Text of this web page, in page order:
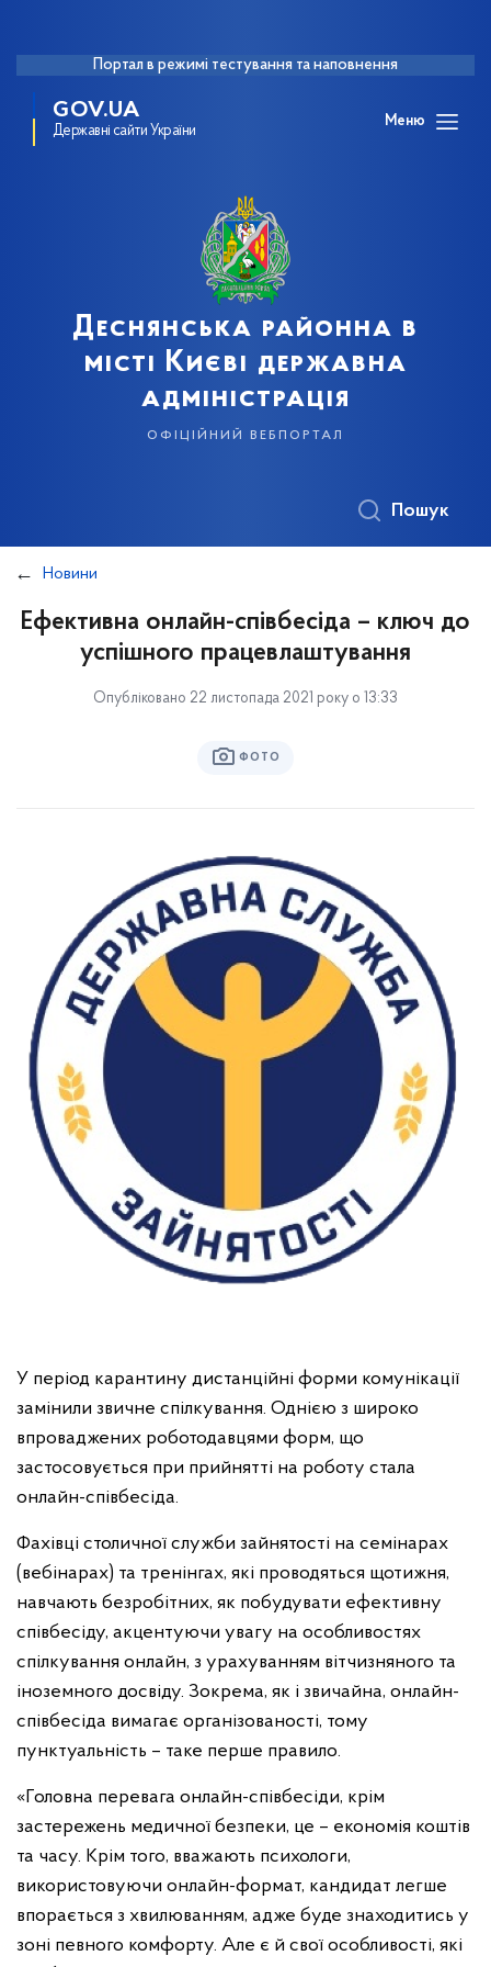
Портал в режимі тестування та наповнення
GOV.UA
Державні сайти України
Меню
Деснянська районна в
місті Києві державна
адміністрація
офіційний вебпортал
Пошук
Новини
Ефективна онлайн-співбесіда – ключ до
успішного працевлаштування
Опубліковано 22 листопада 2021 року о 13:33
ФОТО
У період карантину дистанційні форми комунікації
замінили звичне спілкування. Однією з широко
впроваджених роботодавцями форм, що
застосовується при прийнятті на роботу стала
онлайн-співбесіда.
Фахівці столичної служби зайнятості на семінарах
(вебінарах) та тренінгах, які проводяться щотижня,
навчають безробітних, як побудувати ефективну
співбесіду, акцентуючи увагу на особливостях
спілкування онлайн, з урахуванням вітчизняного та
іноземного досвіду. Зокрема, як і звичайна, онлайн-
співбесіда вимагає організованості, тому
пунктуальність – таке перше правило.
«Головна перевага онлайн-співбесіди, крім
застережень медичної безпеки, це – економія коштів
та часу. Крім того, вважають психологи,
використовуючи онлайн-формат, кандидат легше
впорається з хвилюванням, адже буде знаходитись у
зоні певного комфорту. Але є й свої особливості, які